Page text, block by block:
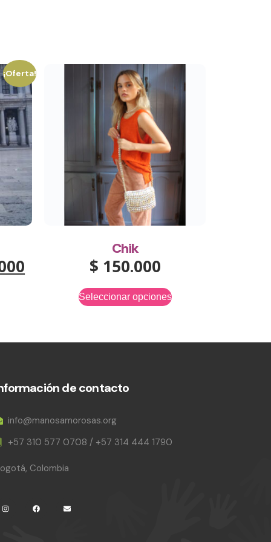
¡Oferta!
Chik
$ 150.000
Seleccionar opciones
de contacto
info@manosamorosas.org
+57 310 577 0708 / +57 314 444 1790
Colombia